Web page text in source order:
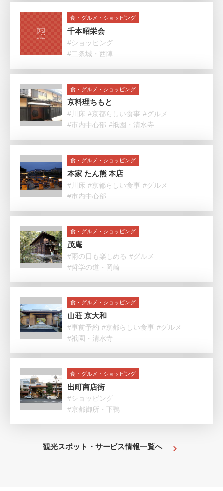
食・グルメ・ショッピング
千本昭栄会
#ショッピング
#二条城・西陣
食・グルメ・ショッピング
京料理ちもと
#川床 #京都らしい食事 #グルメ
#市内中心部 #祇園・清水寺
食・グルメ・ショッピング
本家 たん熊 本店
#川床 #京都らしい食事 #グルメ
#市内中心部
食・グルメ・ショッピング
茂庵
#雨の日も楽しめる #グルメ
#哲学の道・岡崎
食・グルメ・ショッピング
山荘 京大和
#事前予約 #京都らしい食事 #グルメ
#祇園・清水寺
食・グルメ・ショッピング
出町商店街
#ショッピング
#京都御所・下鴨
観光スポット・サービス情報一覧へ